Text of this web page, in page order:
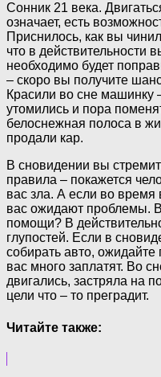
Сонник 21 века.
означает, есть
Приснилось, как вы
что в действительности
необходимо будет
– скоро вы получите
Красили во сне машинку
утомились и пора
белоснежная полоса в
продали кар.
В сновидении вы
правила – покажется
вас зла. А если во время
вас ожидают проблемы.
помощи? В
глупостей. Если в
собирать авто,
вас много заплатят. Во
двигались, застряла на
цели что – то преградит.
Читайте также: